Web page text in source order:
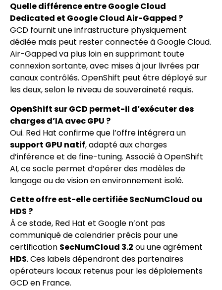
Quelle différence entre Google Cloud
Dedicated et Google Cloud Air-Gapped ?
GCD fournit une infrastructure physiquement
dédiée mais peut rester connectée à Google Cloud.
Air-Gapped va plus loin en supprimant toute
connexion sortante, avec mises à jour livrées par
canaux contrôlés. OpenShift peut être déployé sur
les deux, selon le niveau de souveraineté requis.
OpenShift sur GCD permet-il d’exécuter des
charges d’IA avec GPU ?
Oui. Red Hat confirme que l’offre intégrera un
support GPU natif, adapté aux charges
d’inférence et de fine-tuning. Associé à OpenShift
AI, ce socle permet d’opérer des modèles de
langage ou de vision en environnement isolé.
Cette offre est-elle certifiée SecNumCloud ou
HDS ?
À ce stade, Red Hat et Google n’ont pas
communiqué de calendrier précis pour une
certification SecNumCloud 3.2 ou une agrément
HDS. Ces labels dépendront des partenaires
opérateurs locaux retenus pour les déploiements
GCD en France.